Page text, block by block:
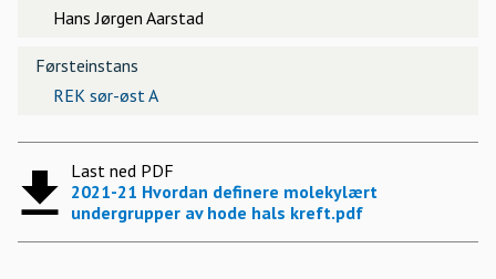
Hans Jørgen Aarstad
Førsteinstans
REK sør-øst A
Last ned PDF
2021-21 Hvordan definere molekylært
undergrupper av hode hals kreft.pdf